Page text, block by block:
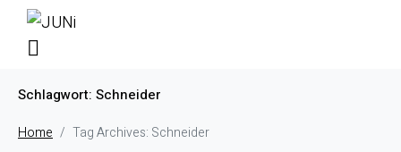
Schlagwort: Schneider
Home Tag Archives: Schneider